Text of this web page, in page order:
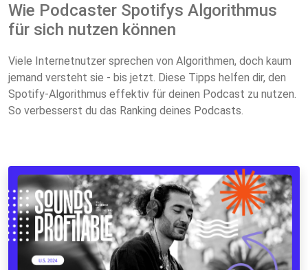
Wie Podcaster Spotifys Algorithmus
für sich nutzen können
Viele Internetnutzer sprechen von Algorithmen, doch kaum
jemand versteht sie - bis jetzt. Diese Tipps helfen dir, den
Spotify-Algorithmus effektiv für deinen Podcast zu nutzen.
So verbesserst du das Ranking deines Podcasts.